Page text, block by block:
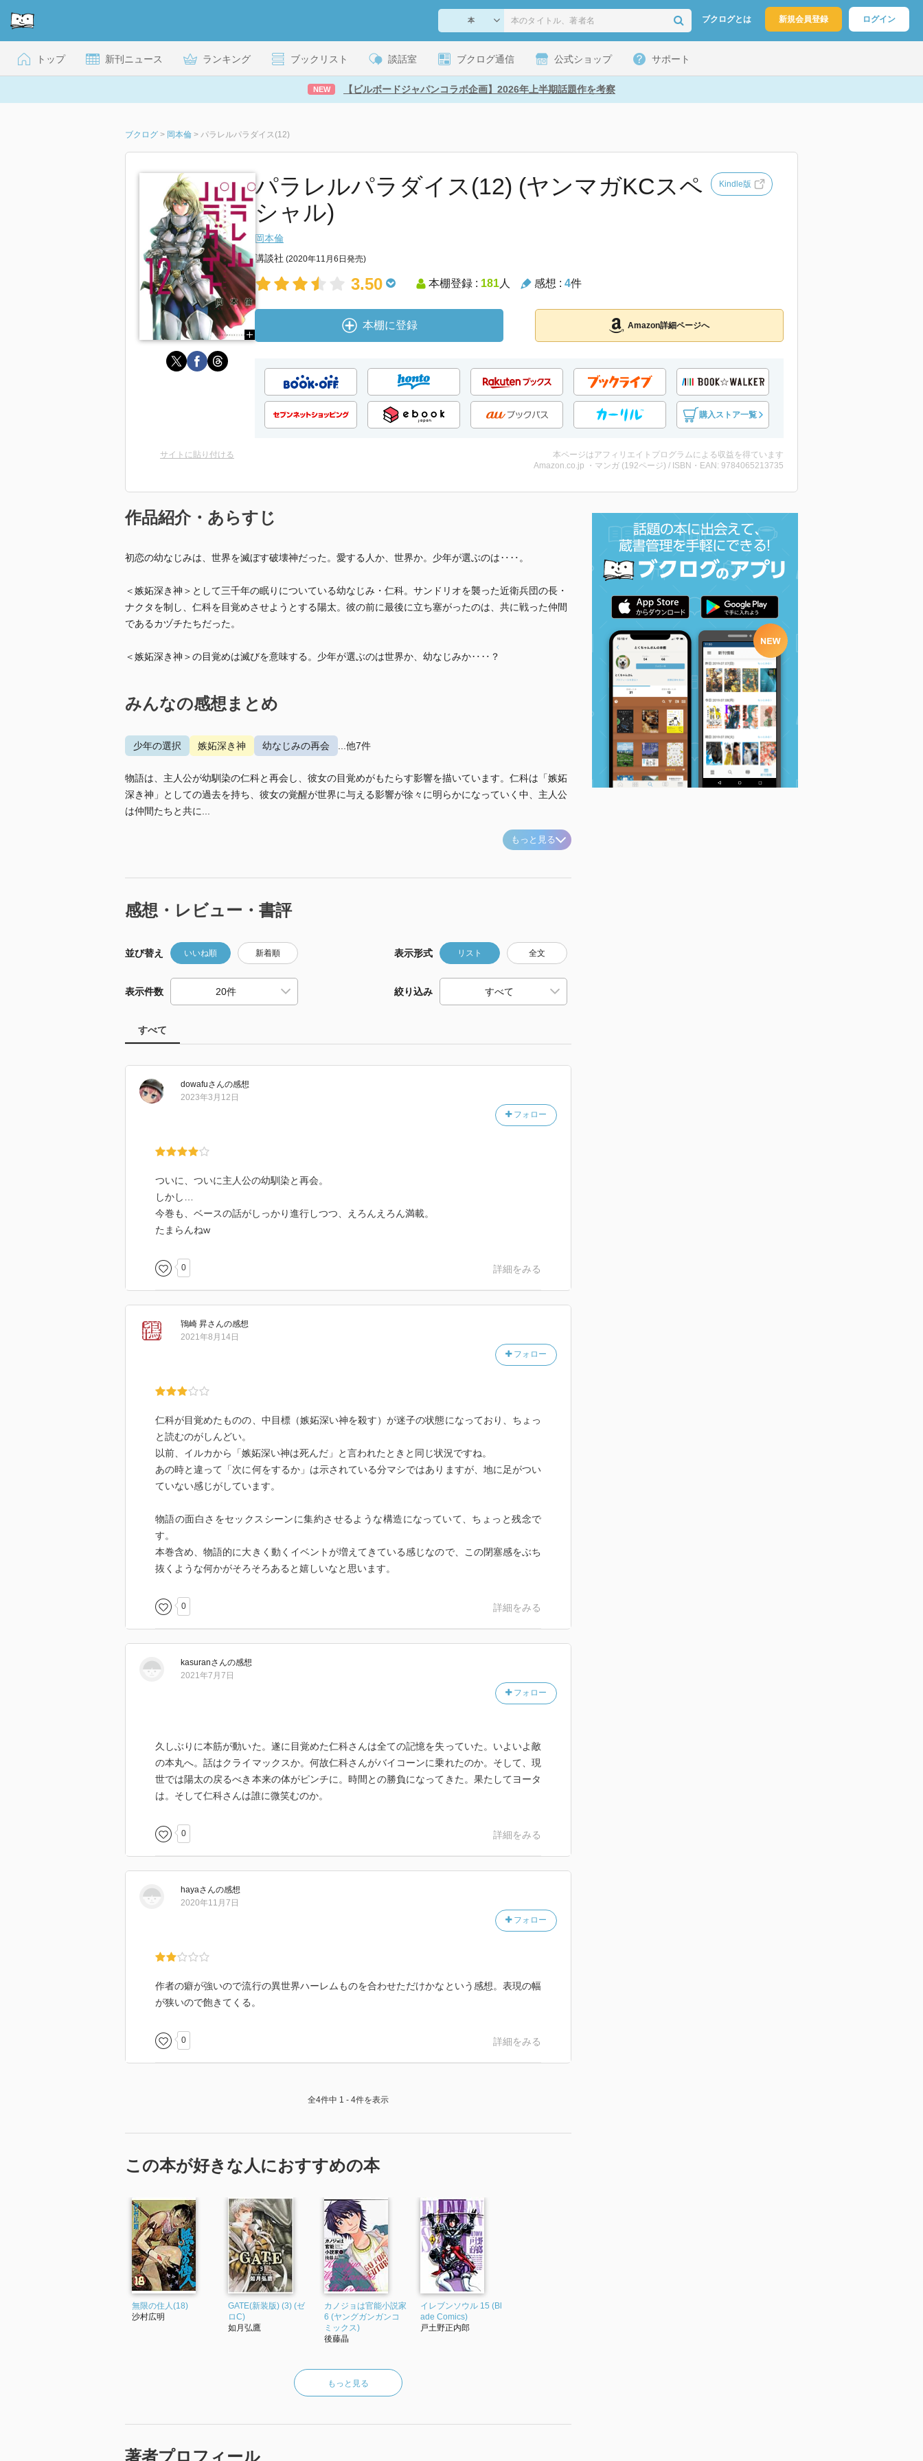
ブクログとは 新規会員登録 ログイン
トップ 新刊ニュース ランキング ブックリスト 談話室 ブクログ通信 公式ショップ サポート
NEW 【ビルボードジャパンコラボ企画】2026年上半期話題作を考察
ブクログ > 岡本倫 > パラレルパラダイス(12)
パラレルパラダイス(12) (ヤンマガKCスペ
シャル)
Kindle版
岡本倫
講談社 (2020年11月6日発売)
3.50 本棚登録 : 181人 感想 : 4件
本棚に登録 Amazon詳細ページへ
購入ストア一覧
サイトに貼り付ける
本ページはアフィリエイトプログラムによる収益を得ています
Amazon.co.jp ・マンガ (192ページ) / ISBN・EAN: 9784065213735
作品紹介・あらすじ
初恋の幼なじみは、世界を滅ぼす破壊神だった。愛する人か、世界か。少年が選ぶのは‥‥。
＜嫉妬深き神＞として三千年の眠りについている幼なじみ・仁科。サンドリオを襲った近衛兵団の長・
ナクタを制し、仁科を目覚めさせようとする陽太。彼の前に最後に立ち塞がったのは、共に戦った仲間
であるカヅチたちだった。
＜嫉妬深き神＞の目覚めは滅びを意味する。少年が選ぶのは世界か、幼なじみか‥‥？
みんなの感想まとめ
少年の選択 嫉妬深き神 幼なじみの再会 ...他7件
物語は、主人公が幼馴染の仁科と再会し、彼女の目覚めがもたらす影響を描いています。仁科は「嫉妬
深き神」としての過去を持ち、彼女の覚醒が世界に与える影響が徐々に明らかになっていく中、主人公
は仲間たちと共に...
もっと見る
感想・レビュー・書評
並び替え いいね順 新着順 表示形式 リスト 全文
表示件数 絞り込み
すべて
dowafuさんの感想
フォロー
2023年3月12日
ついに、ついに主人公の幼馴染と再会。
しかし…
今巻も、ベースの話がしっかり進行しつつ、えろんえろん満載。
たまらんねw
0 詳細をみる
鴇崎 昇さんの感想
フォロー
2021年8月14日
仁科が目覚めたものの、中目標（嫉妬深い神を殺す）が迷子の状態になっており、ちょっ
と読むのがしんどい。
以前、イルカから「嫉妬深い神は死んだ」と言われたときと同じ状況ですね。
あの時と違って「次に何をするか」は示されている分マシではありますが、地に足がつい
ていない感じがしています。
物語の面白さをセックスシーンに集約させるような構造になっていて、ちょっと残念で
す。
本巻含め、物語的に大きく動くイベントが増えてきている感じなので、この閉塞感をぶち
抜くような何かがそろそろあると嬉しいなと思います。
0 詳細をみる
kasuranさんの感想
フォロー
2021年7月7日
久しぶりに本筋が動いた。遂に目覚めた仁科さんは全ての記憶を失っていた。いよいよ敵
の本丸へ。話はクライマックスか。何故仁科さんがバイコーンに乗れたのか。そして、現
世では陽太の戻るべき本来の体がピンチに。時間との勝負になってきた。果たしてヨータ
は。そして仁科さんは誰に微笑むのか。
0 詳細をみる
hayaさんの感想
フォロー
2020年11月7日
作者の癖が強いので流行の異世界ハーレムものを合わせただけかなという感想。表現の幅
が狭いので飽きてくる。
0 詳細をみる
全4件中 1 - 4件を表示
この本が好きな人におすすめの本
無限の住人(18)
沙村広明
GATE(新装版) (3) (ゼ
ロC)
如月弘鷹
カノジョは官能小説家
6 (ヤングガンガンコ
ミックス)
後藤晶
イレブンソウル 15 (Bl
ade Comics)
戸土野正内郎
もっと見る
著者プロフィール